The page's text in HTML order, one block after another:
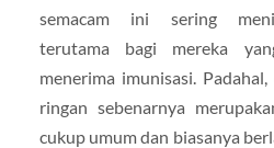
semacam ini sering
terutama bagi mereka
menerima imunisasi.
ringan sebenarnya
cukup umum dan biasanya